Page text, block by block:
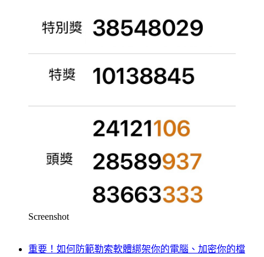
Screenshot
重要！如何防範勒索軟體綁架你的電腦、加密你的檔